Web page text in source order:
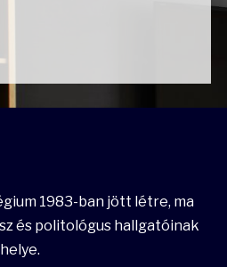
1983-ban jött létre, ma
és politológus hallgatóinak